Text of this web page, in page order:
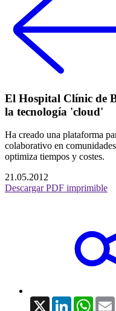
El Hospital Clínic de
la tecnología 'cloud'
Ha creado una plataforma
colaborativo en
optimiza tiempos y costes.
21.05.2012
Descargar PDF imprimible
X LinkedIn